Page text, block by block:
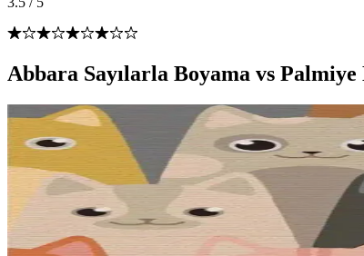
Abbara Sayılarla Boyama vs Palmiye